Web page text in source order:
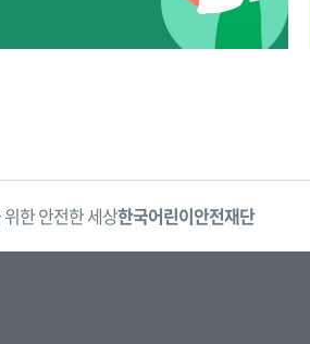
한 안전한 세상한국어린이안전재단